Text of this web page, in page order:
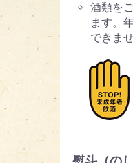
酒類を
ます。
できませ